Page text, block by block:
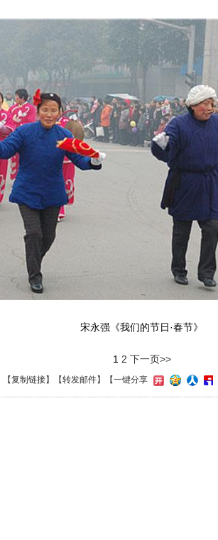
宋永强《我们的节日·春节》
1 2 下一页>>
【复制链接】【转发邮件】 【一键分享